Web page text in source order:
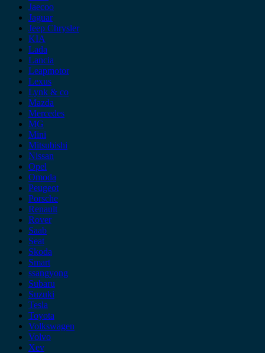
Jaecoo
Jaguar
Jeep Chrysler
KIA
Lada
Lancia
Leapmotor
Lexus
Lynk & co
Mazda
Mercedes
MG
Mini
Mitsubishi
Nissan
Opel
Omoda
Peugeot
Porsche
Renault
Rover
Saab
Seat
Skoda
Smart
ssangyong
Subaru
Suzuki
Tesla
Toyota
Volkswagen
Volvo
Xev